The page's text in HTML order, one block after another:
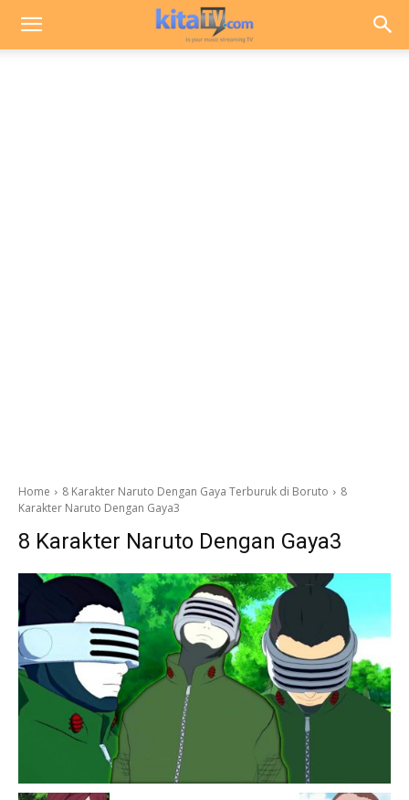
Home 8 Karakter Naruto Dengan Gaya Terburuk di Boruto
8
Karakter Naruto Dengan Gaya3
8 Karakter Naruto Dengan Gaya3